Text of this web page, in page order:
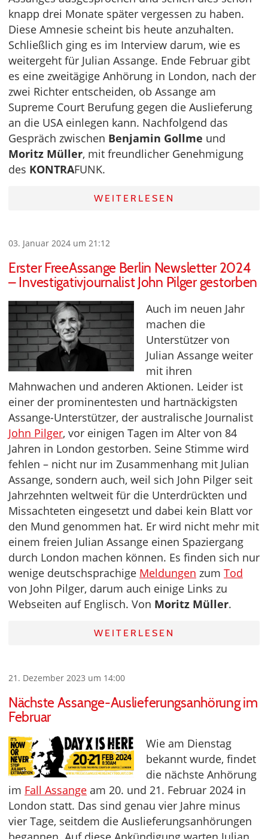
knapp drei Monate später vergessen zu haben.
Diese Amnesie scheint bis heute anzuhalten.
Schließlich ging es im Interview darum, wie es
weitergeht für Julian Assange. Ende Februar gibt
es eine zweitägige Anhörung in London, nach der
zwei Richter entscheiden, ob Assange am
Supreme Court Berufung gegen die Auslieferung
an die USA einlegen kann. Nachfolgend das
Gespräch zwischen Benjamin Gollme und
Moritz Müller, mit freundlicher Genehmigung
des KONTRAFUNK.
WEITERLESEN
03. Januar 2024 um 21:12
Erster FreeAssange Berlin Newsletter 2024
– Investigativjournalist John Pilger gestorben
Auch im neuen Jahr
machen die
Unterstützer von
Julian Assange weiter
mit ihren
Mahnwachen und anderen Aktionen. Leider ist
einer der prominentesten und hartnäckigsten
Assange-Unterstützer, der australische Journalist
John Pilger, vor einigen Tagen im Alter von 84
Jahren in London gestorben. Seine Stimme wird
fehlen – nicht nur im Zusammenhang mit Julian
Assange, sondern auch, weil sich John Pilger seit
Jahrzehnten weltweit für die Unterdrückten und
Missachteten eingesetzt und dabei kein Blatt vor
den Mund genommen hat. Er wird nicht mehr mit
einem freien Julian Assange einen Spaziergang
durch London machen können. Es finden sich nur
wenige deutschsprachige Meldungen zum Tod
von John Pilger, darum auch einige Links zu
Webseiten auf Englisch. Von Moritz Müller.
WEITERLESEN
21. Dezember 2023 um 14:00
Nächste Assange-Auslieferungsanhörung im
Februar
Wie am Dienstag
bekannt wurde, findet
die nächste Anhörung
im Fall Assange am 20. und 21. Februar 2024 in
London statt. Das sind genau vier Jahre minus
vier Tage, seitdem die Auslieferungsanhörungen